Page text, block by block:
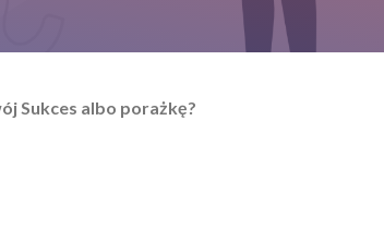
Sukces albo porażkę?